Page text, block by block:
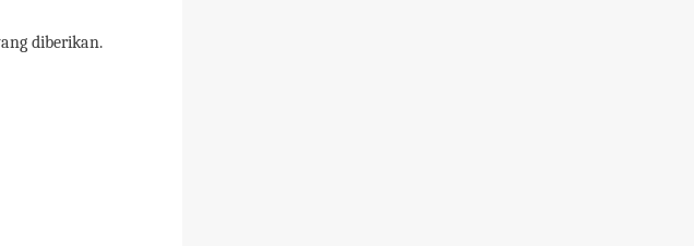
diberikan.